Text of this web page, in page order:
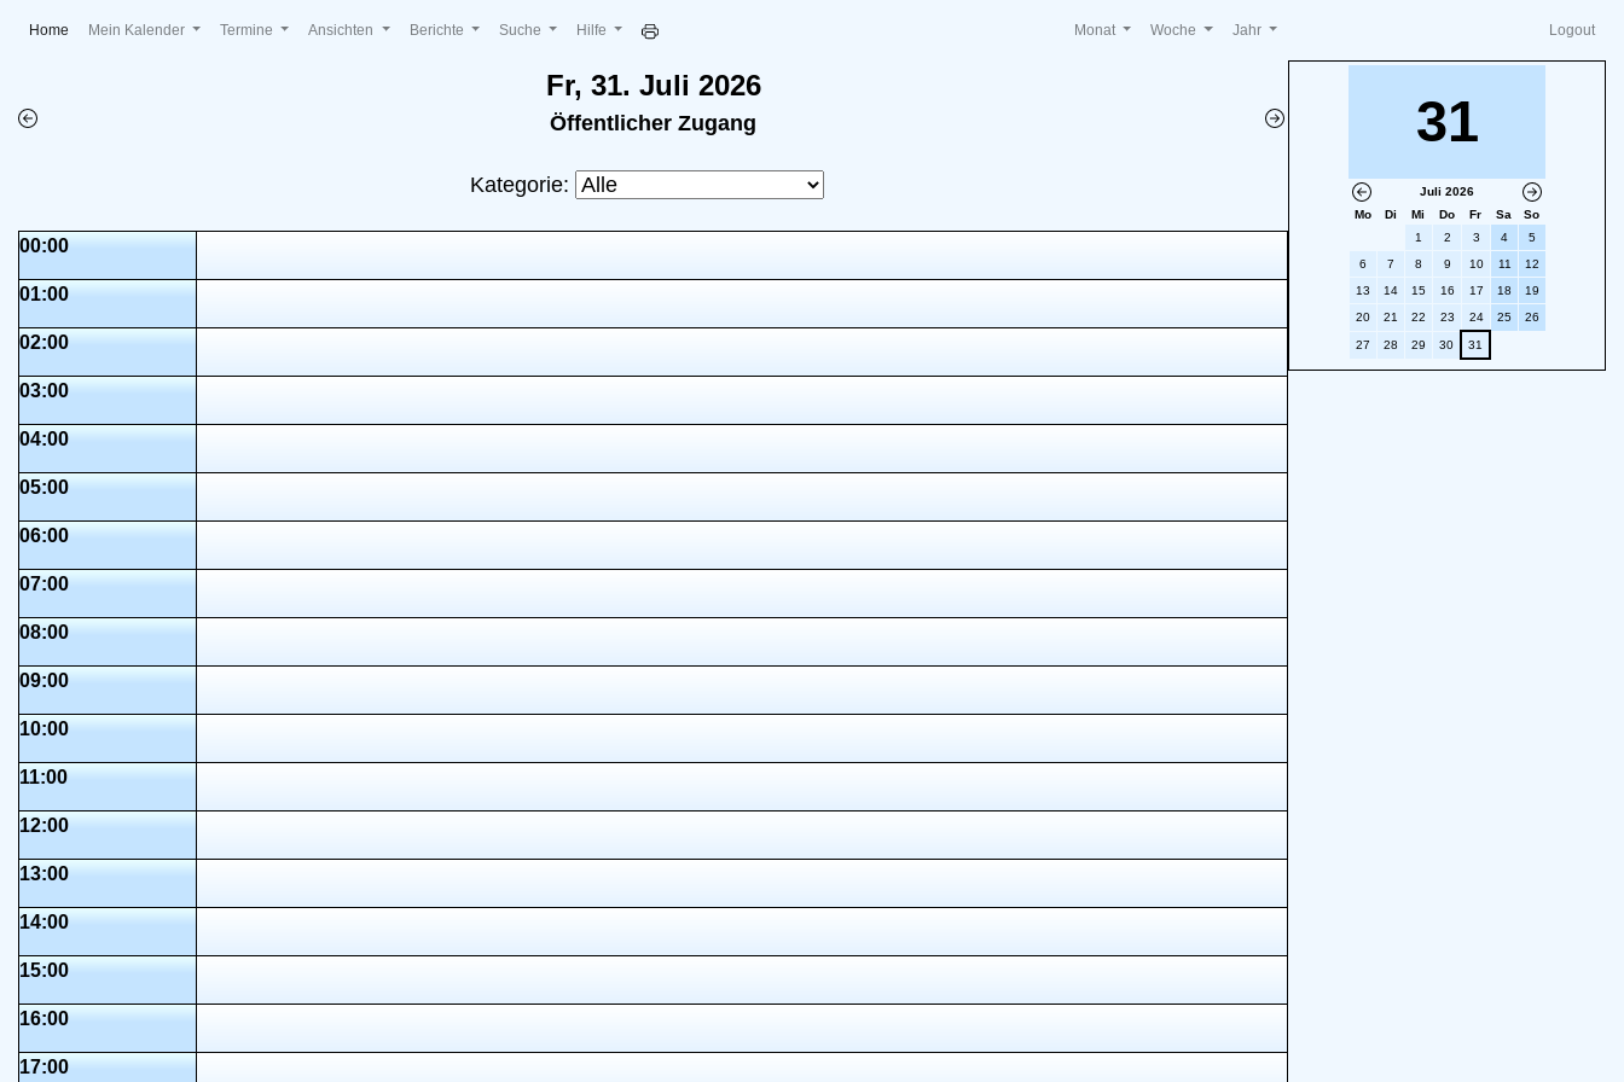
Home (current)
Mein Kalender Termine Ansichten Berichte Suche Hilfe Monat Woche Jahr Logout
Fr, 31. Juli 2026
Öffentlicher Zugang
Kategorie:
31
Juli 2026
Mo
Di Mi Do Fr Sa
So
1
2 3 4
5
6
7 8 9 10 11
12
13
14 15 16 17 18
19
20
21 22 23 24 25 26
27 28 29 30 31
00:00
01:00
02:00
03:00
04:00
05:00
06:00
07:00
08:00
09:00
10:00
11:00
12:00
13:00
14:00
15:00
16:00
17:00